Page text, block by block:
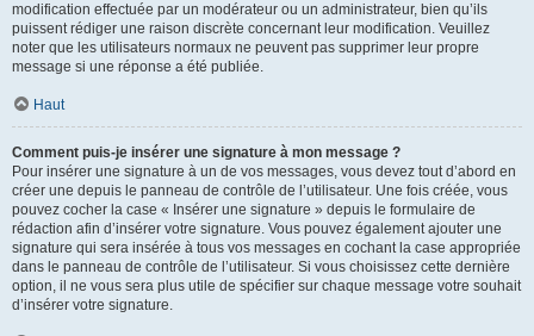
modification effectuée par un modérateur ou un administrateur, bien qu’ils
puissent rédiger une raison discrète concernant leur modification. Veuillez
noter que les utilisateurs normaux ne peuvent pas supprimer leur propre
message si une réponse a été publiée.
Haut
Comment puis-je insérer une signature à mon message ?
Pour insérer une signature à un de vos messages, vous devez tout d’abord en
créer une depuis le panneau de contrôle de l’utilisateur. Une fois créée, vous
pouvez cocher la case « Insérer une signature » depuis le formulaire de
rédaction afin d’insérer votre signature. Vous pouvez également ajouter une
signature qui sera insérée à tous vos messages en cochant la case appropriée
dans le panneau de contrôle de l’utilisateur. Si vous choisissez cette dernière
option, il ne vous sera plus utile de spécifier sur chaque message votre souhait
d’insérer votre signature.